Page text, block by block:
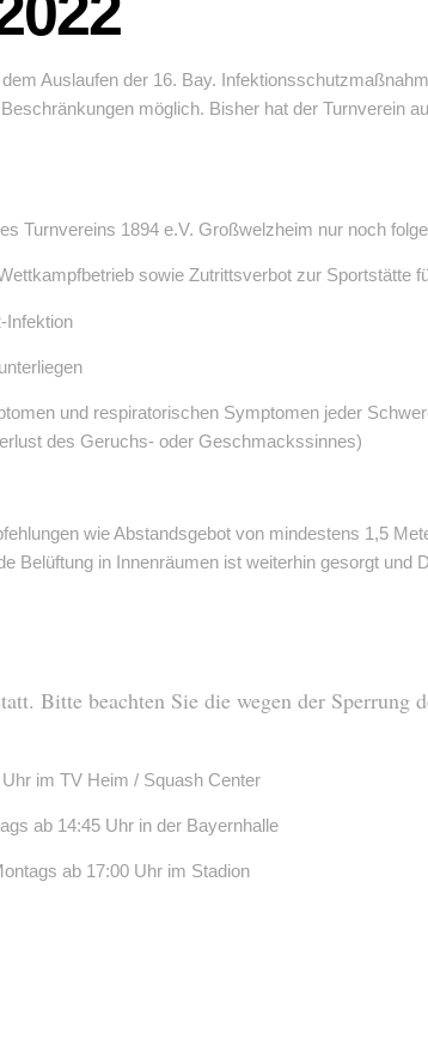
Auslaufen der 16. Bay.
möglich. Bisher hat der Turnverein
Turnvereins 1894 e.V. Großwelzheim nur noch
sowie Zutrittsverbot zur Sportstätte
Infektion
und respiratorischen Symptomen jeder
des Geruchs- oder Geschmackssinnes)
wie Abstandsgebot von mindestens 1,5
Belüftung in Innenräumen ist weiterhin gesorgt und
Bitte beachten Sie die wegen der Sperrung
im TV Heim / Squash Center
ab 14:45 Uhr in der Bayernhalle
ab 17:00 Uhr im Stadion